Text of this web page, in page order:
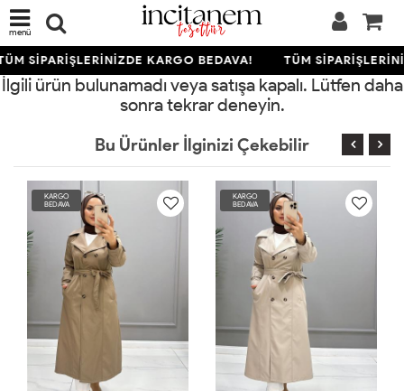
menü
SİPARİŞLERİNİZDE KARGO BEDAVA! TÜM
İlgili ürün bulunamadı veya satışa kapalı. Lütfen daha
sonra tekrar deneyin.
Bu Ürünler İlginizi Çekebilir
KARGO
BEDAVA
KARGO
BEDAVA